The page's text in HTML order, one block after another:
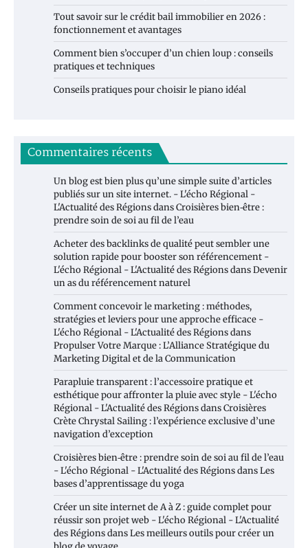
Tout savoir sur le crédit bail immobilier en 2026 :
fonctionnement et avantages
Comment bien s’occuper d’un chien loup : conseils
pratiques et techniques
Conseils pratiques pour choisir le piano idéal
Commentaires récents
Un blog est bien plus qu’une simple suite d’articles
publiés sur un site internet. - L'écho Régional -
L'Actualité des RégionsdansCroisières bien‑être :
prendre soin de soi au fil de l’eau
Acheter des backlinks de qualité peut sembler une
solution rapide pour booster son référencement -
L'écho Régional - L'Actualité des RégionsdansDevenir
un as du référencement naturel
Comment concevoir le marketing : méthodes,
stratégies et leviers pour une approche efficace -
L'écho Régional - L'Actualité des Régionsdans
Propulser Votre Marque : L’Alliance Stratégique du
Marketing Digital et de la Communication
Parapluie transparent : l’accessoire pratique et
esthétique pour affronter la pluie avec style - L'écho
Régional - L'Actualité des RégionsdansCroisières
Crète Chrystal Sailing : l’expérience exclusive d’une
navigation d’exception
Croisières bien‑être : prendre soin de soi au fil de l’eau
- L'écho Régional - L'Actualité des RégionsdansLes
bases d’apprentissage du yoga
Créer un site internet de A à Z : guide complet pour
réussir son projet web - L'écho Régional - L'Actualité
des RégionsdansLes meilleurs outils pour créer un